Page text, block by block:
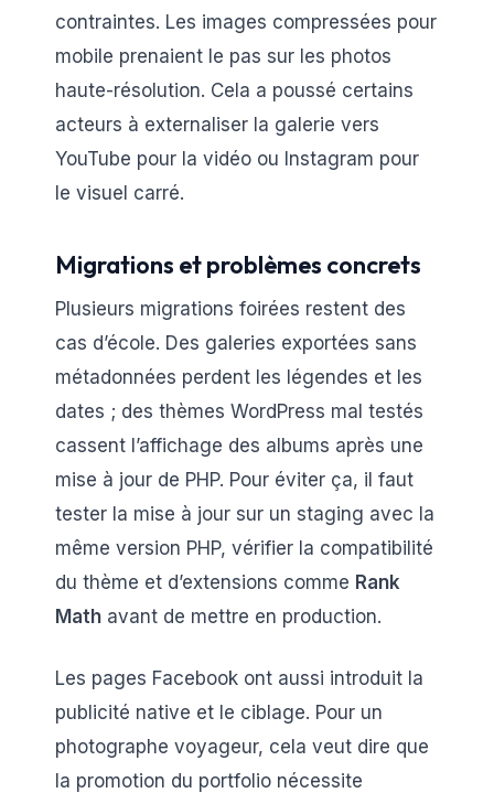
contraintes. Les images compressées pour
mobile prenaient le pas sur les photos
haute-résolution. Cela a poussé certains
acteurs à externaliser la galerie vers
YouTube pour la vidéo ou Instagram pour
le visuel carré.
Migrations et problèmes concrets
Plusieurs migrations foirées restent des
cas d’école. Des galeries exportées sans
métadonnées perdent les légendes et les
dates ; des thèmes WordPress mal testés
cassent l’affichage des albums après une
mise à jour de PHP. Pour éviter ça, il faut
tester la mise à jour sur un staging avec la
même version PHP, vérifier la compatibilité
du thème et d’extensions comme Rank
Math avant de mettre en production.
Les pages Facebook ont aussi introduit la
publicité native et le ciblage. Pour un
photographe voyageur, cela veut dire que
la promotion du portfolio nécessite